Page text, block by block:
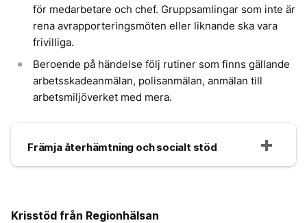
för medarbetare och chef. Gruppsamlingar som inte är
rena avrapporteringsmöten eller liknande ska vara
frivilliga.
Beroende på händelse följ rutiner som finns gällande
arbetsskadeanmälan, polisanmälan, anmälan till
arbetsmiljöverket med mera.
Främja återhämtning och socialt stöd
Krisstöd från Regionhälsan